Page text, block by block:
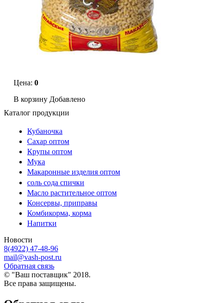
Цена: 0
В корзину Добавлено
Каталог продукции
Кубаночка
Сахар оптом
Крупы оптом
Мука
Макаронные изделия оптом
соль сода спички
Масло растительное оптом
Консервы, приправы
Комбикорма, корма
Напитки
Новости
8(4922) 47-48-96
mail@vash-post.ru
Обратная связь
© "Ваш поставщик" 2018.
Все права защищены.